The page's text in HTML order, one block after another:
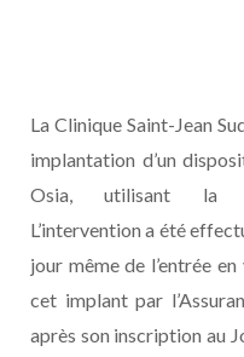
La Clinique Saint-Jean
implantation d’un
Osia, utilisant la
L’intervention a été
jour même de l’entrée
cet implant par
après son inscription au